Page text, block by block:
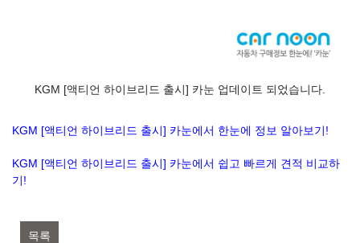
KGM [액티언 하이브리드 출시] 카눈 업데이트 되었습니다.
KGM [액티언 하이브리드 출시] 카눈에서 한눈에 정보 알아보기!
KGM [액티언 하이브리드 출시] 카눈에서 쉽고 빠르게 견적 비교하
기!
목록